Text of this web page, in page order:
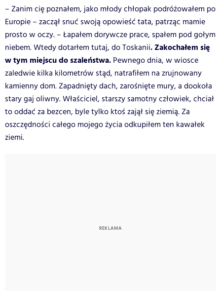
– Zanim cię poznałem, jako młody chłopak podróżowałem po
Europie – zaczął snuć swoją opowieść tata, patrząc mamie
prosto w oczy. – Łapałem dorywcze prace, spałem pod gołym
niebem. Wtedy dotarłem tutaj, do Toskanii. Zakochałem się
w tym miejscu do szaleństwa. Pewnego dnia, w wiosce
zaledwie kilka kilometrów stąd, natrafiłem na zrujnowany
kamienny dom. Zapadnięty dach, zarośnięte mury, a dookoła
stary gaj oliwny. Właściciel, starszy samotny człowiek, chciał
to oddać za bezcen, byle tylko ktoś zajął się ziemią. Za
oszczędności całego mojego życia odkupiłem ten kawałek
ziemi.